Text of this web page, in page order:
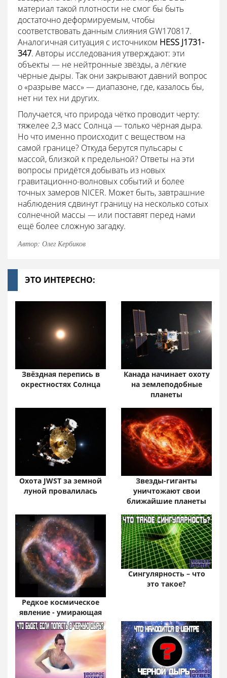
материал такой плотности не смог бы быть
достаточно деформируемым, чтобы
соответствовать данным слияния GW170817.
Аналогичная ситуация с источником HESS J1731-
347. Авторы исследования утверждают: эти
объекты — не нейтронные звёзды, а лёгкие
чёрные дыры. Так они закрывают давний вопрос
о «разрыве масс» — диапазоне, где, казалось бы,
нет ни тех ни других.
Получается, что природа чётко проводит черту:
тяжелее 2,3 масс Солнца — только чёрная дыра.
Но что именно происходит с веществом на
самой границе? Откуда берутся пульсары с
массой, близкой к предельной? Ответы на эти
вопросы придётся добывать из новых
гравитационно-волновых событий и более
точных замеров NICER. Может быть, завтрашние
наблюдения сдвинут границу на несколько сотых
солнечной массы — или поставят перед нами
ещё более сложную загадку.
Автор: Олег Кербиков
ЭТО ИНТЕРЕСНО:
Звёздная перепись в
окрестностях Солнца
Канада начинает охоту
на землеподобные
планеты
Охота JWST за земной
луной провалилась
Звезды-гиганты
уничтожают свои
ближайшие планеты
Редкое космическое
явление - умирающая
звезда
Сингулярность – что
это такое?